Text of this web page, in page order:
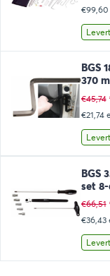
€99,60
BGS
370
€45,74
€21,74
BGS
set
€66,51
€36,43